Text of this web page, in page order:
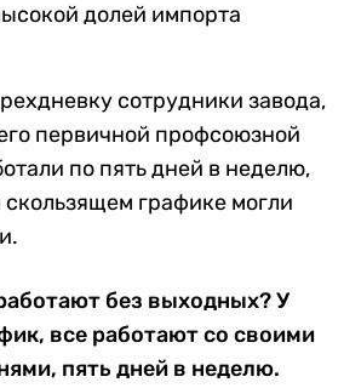
долей импорта
сотрудники завода,
первичной профсоюзной
по пять дней в неделю,
графике могли
без выходных? У
все работают со своими
пять дней в неделю.